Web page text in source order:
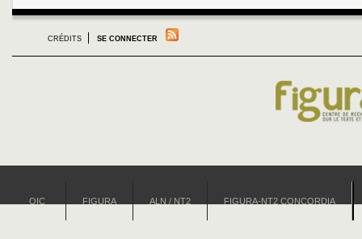
CRÉDITS SE CONNECTER
OIC FIGURA ALN / NT2 FIGURA-NT2 CONCORDIA